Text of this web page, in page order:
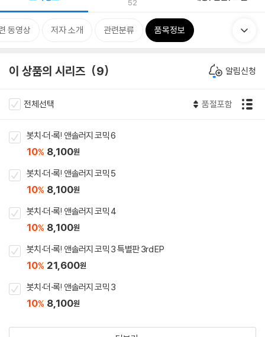
52
동영상 저자 소개 관련분류 품목정보
이 상품의 시리즈 9 알림신청
전체선택 품절포함
봇치·더·록! 앤솔러지 코믹 6
10% 8,100원
봇치·더·록! 앤솔러지 코믹 5
10% 8,100원
봇치·더·록! 앤솔러지 코믹 4
10% 8,100원
봇치·더·록! 앤솔러지 코믹 3 특별판 3rd EP
10% 21,600원
봇치·더·록! 앤솔러지 코믹 3
10% 8,100원